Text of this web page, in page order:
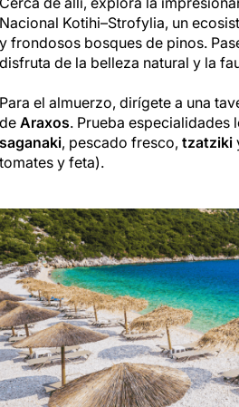
Nacional Kotihi–Strofylia, un
y frondosos bosques de pinos.
disfruta de la belleza natural y la
Para el almuerzo, dirígete a una
de Araxos. Prueba especialidades
saganaki, pescado fresco, tzatziki
tomates y feta).